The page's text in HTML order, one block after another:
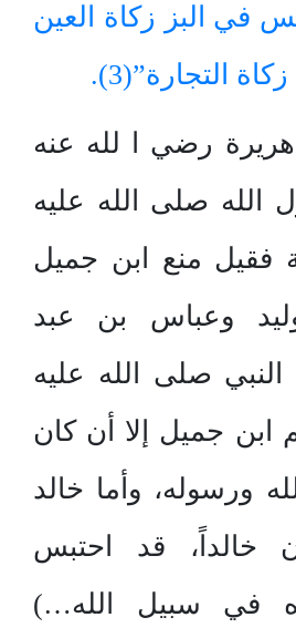
في البز زكاة العين
التجارة”(3).
رضي ا لله عنه
الله صلى الله عليه
فقيل منع ابن جميل
وعباس بن عبد
صلى الله عليه
ابن جميل إلا أن كان
ورسوله، وأما خالد
خالداً، قد احتبس
في سبيل الله…)